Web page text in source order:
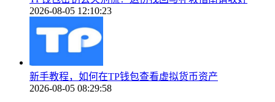
2026-08-05 12:10:23
新手教程，如何在TP钱包查看虚拟货币资产
2026-08-05 08:29:58